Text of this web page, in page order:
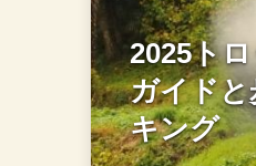
2025ト
ガイドと
キング